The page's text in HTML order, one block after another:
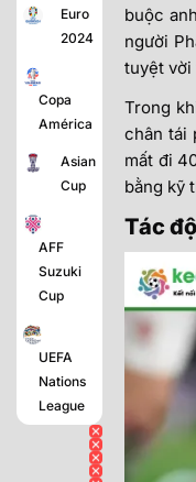
Euro
2024
Copa
América
Asian
Cup
AFF
Suzuki
Cup
UEFA
Nations
League
buộc
người
tuyệt vời
Trong
chân tái
mất đi
bằng kỹ
Tác